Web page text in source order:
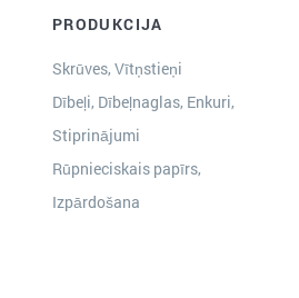
PRODUKCIJA
Skrūves, Vītņstieņi
Dībeļi, Dībeļnaglas, Enkuri,
Stiprinājumi
Rūpnieciskais papīrs,
Izpārdošana